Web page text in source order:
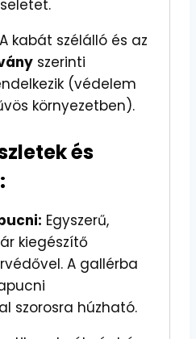
A kabát szélálló és az
szerinti
(védelem
környezetben).
és
Egyszerű,
kiegészítő
A gallérba
szorosra húzható.